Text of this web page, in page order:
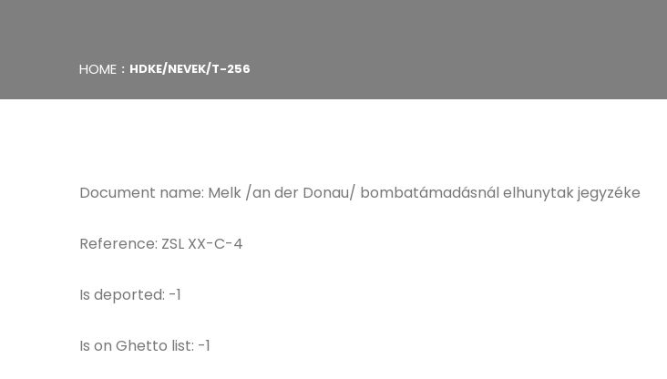
HOME HDKE/NEVEK/T-256
Document name: Melk /an der Donau/ bombatámadásnál elhunytak jegyzéke
Reference: ZSL XX-C-4
Is deported: -1
Is on Ghetto list: -1